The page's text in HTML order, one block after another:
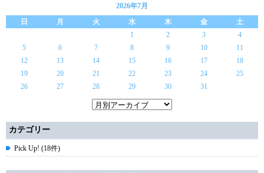
2026年7月
日
月 火 水 木 金
土
1
2 3
4
5
6 7 8 9 10
11
12
13 14 15 16 17
18
19
20 21 22 23 24
25
26
27 28 29 30 31
カテゴリー
Pick Up! (18件)